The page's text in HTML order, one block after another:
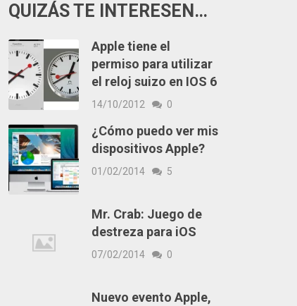
QUIZÁS TE INTERESEN…
Apple tiene el
permiso para utilizar
el reloj suizo en IOS 6
14/10/2012 0
¿Cómo puedo ver mis
dispositivos Apple?
01/02/2014 5
Mr. Crab: Juego de
destreza para iOS
07/02/2014 0
Nuevo evento Apple,